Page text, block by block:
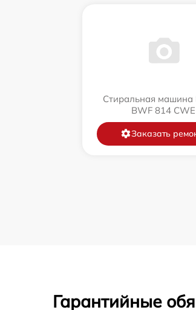
Стиральная машина
BWF 814 CWE
Заказать
Гарантийные